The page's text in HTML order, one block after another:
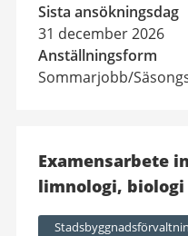
Sista ansökningsdag
31 december 2026
Anställningsform
Sommarjobb/
Examensarbete
limnologi,